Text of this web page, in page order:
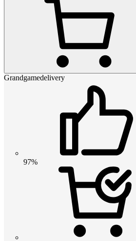
Grandgamedelivery
97%